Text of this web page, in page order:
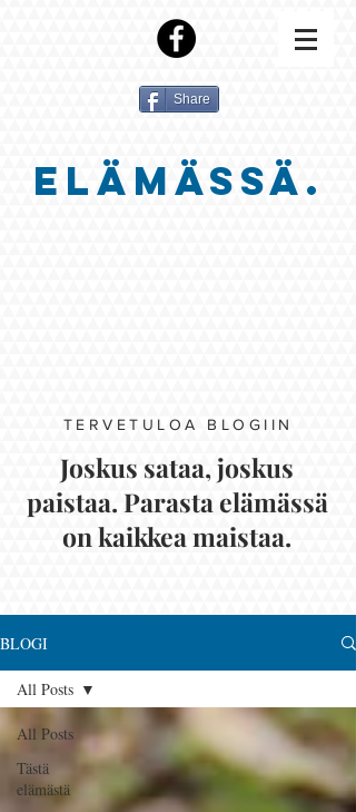
Share
ELÄMÄSSÄ.
TERVETULOA BLOGIIN
Joskus sataa, joskus
paistaa. Parasta elämässä
on kaikkea maistaa.
BLOGI
All Posts
Tästä
elämästä
All Posts